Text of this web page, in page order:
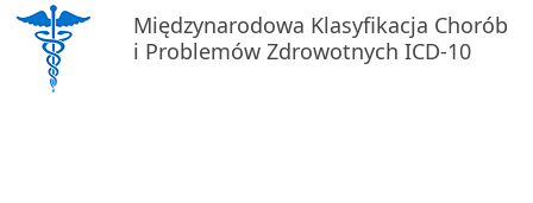
Międzynarodowa Klasyfikacja Chorób
i Problemów Zdrowotnych ICD-10